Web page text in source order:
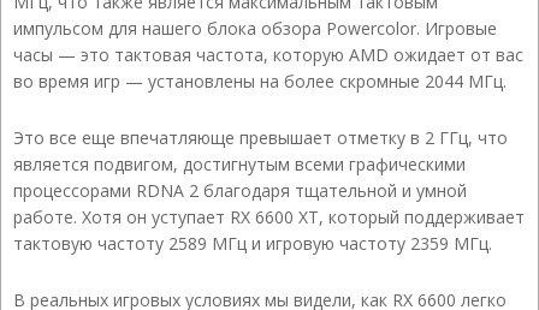
импульсом для нашего блока обзора Powercolor. Игровые
часы — это тактовая частота, которую AMD ожидает от вас
во время игр — установлены на более скромные 2044 МГц.
Это все еще впечатляюще превышает отметку в 2 ГГц, что
является подвигом, достигнутым всеми графическими
процессорами RDNA 2 благодаря тщательной и умной
работе. Хотя он уступает RX 6600 XT, который поддерживает
тактовую частоту 2589 МГц и игровую частоту 2359 МГц.
В реальных игровых условиях мы видели, как RX 6600 легко